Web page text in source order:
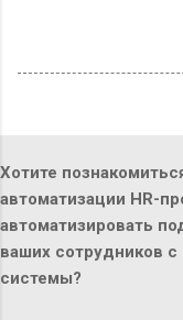
Хотите
автоматизации HR-
автоматизировать
ваших сотрудников
системы?